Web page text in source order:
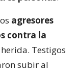
agresores
contra la
Testigos
subir al